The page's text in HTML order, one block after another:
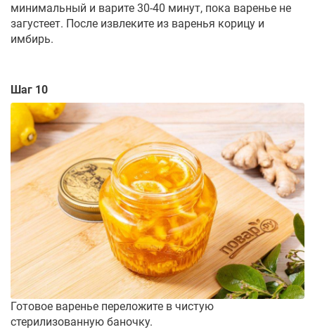
минимальный и варите 30-40 минут, пока варенье не
загустеет. После извлеките из варенья корицу и
имбирь.
Шаг 10
Готовое варенье переложите в чистую
стерилизованную баночку.